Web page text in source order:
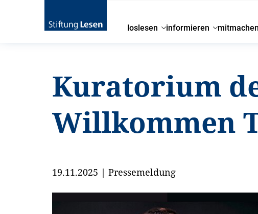
loslesen informieren mitmachen
Kuratorium
Willkommen
19.11.2025 |Pressemeldung